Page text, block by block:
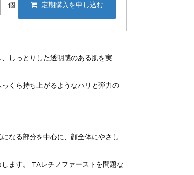
個
しっとりした透明感のある肌を実
くら持ち上がるようなハリと弾力の
なる部分を中心に、顔全体にやさし
ます。 TAレチノファーストを問題な